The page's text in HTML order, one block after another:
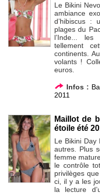
Le Bikini
ambiance
d’hibiscus :
plages du
l’Inde...
tellement
continents.
volants !
euros.
Infos :
2011
Maillot de
étoile été
Le Bikini
autres. Plus
femme
le contrôle
privilèges
ci, il y a les
la lecture